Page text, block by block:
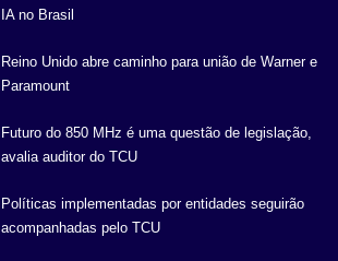
IA no Brasil
Reino Unido abre caminho para união de Warner e
Paramount
Futuro do 850 MHz é uma questão de legislação,
avalia auditor do TCU
Políticas implementadas por entidades seguirão
acompanhadas pelo TCU